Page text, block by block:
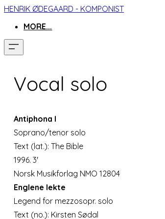
HENRIK ØDEGAARD - KOMPONIST
MORE...
Vocal solo
Antiphona I
Soprano/tenor solo
Text (lat.): The Bible
1996. 3'
Norsk Musikforlag NMO 12804
Englene lekte
Legend for mezzosopr. solo
Text (no.): Kirsten Sødal